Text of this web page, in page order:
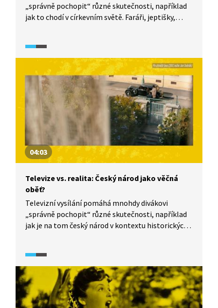
„správně pochopit“ různé skutečnosti, například
jak to chodí v církevním světě. Faráři, jeptišky,
čemu se věnují a čím hřeší? I o tom je
dokumentární seriál TeleRevize 2.0.
04:03
Televize vs. realita: Český národ jako věčná
oběť?
Televizní vysílání pomáhá mnohdy divákovi
„správně pochopit“ různé skutečnosti, například
jak je na tom český národ v kontextu historických
o nacismus nebo komunismus. Nebo ne? I tomu se
věnuje dokumentární seriál TeleRevize 2.0.